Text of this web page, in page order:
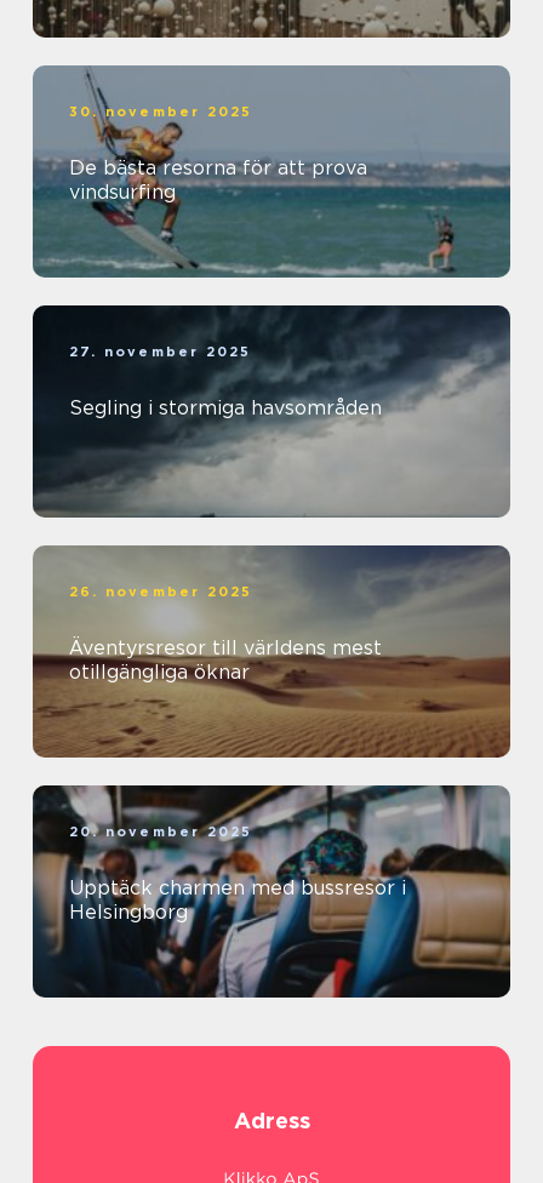
30. november 2025
De bästa resorna för att prova
vindsurfing
27. november 2025
Segling i stormiga havsområden
26. november 2025
Äventyrsresor till världens mest
otillgängliga öknar
20. november 2025
Upptäck charmen med bussresor i
Helsingborg
Adress